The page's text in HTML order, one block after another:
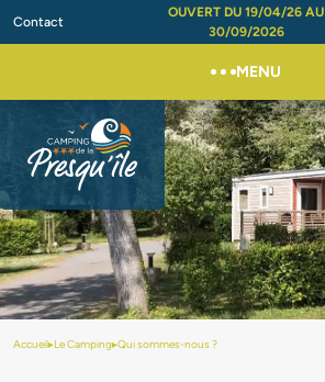
Contact
OUVERT DU 19/04/26 AU
30/09/2026
MENU
Accueil▸Le Camping▸Qui sommes-nous ?